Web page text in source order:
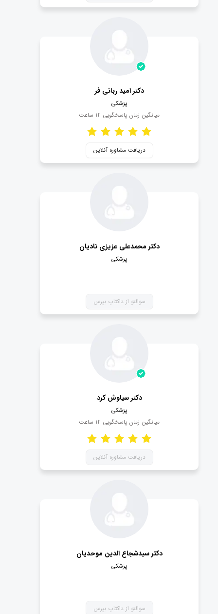
دکتر امید ربانی فر
پزشکی
میانگین زمان پاسخگویی 12 ساعت
دریافت مشاوره آنلاین
دکتر محمدعلی عزیزی نادیان
پزشکی
سوالتو از داکتاپ بپرس
دکتر سیاوش کرد
پزشکی
میانگین زمان پاسخگویی 12 ساعت
دریافت مشاوره آنلاین
دکتر سیدشجاع الدین موحدیان
پزشکی
سوالتو از داکتاپ بپرس